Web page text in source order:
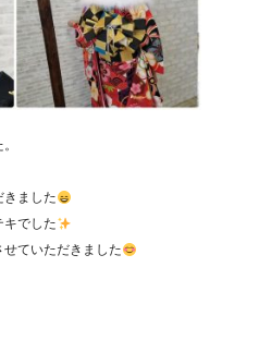
きました
キでした
ていただきました